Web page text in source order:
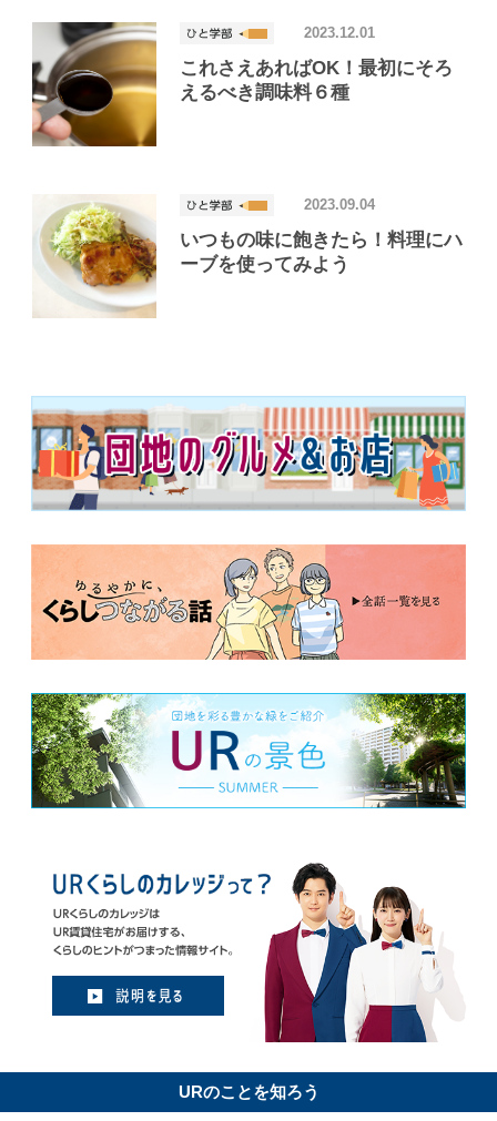
これさえあればOK！最初にそろ
えるべき調味料６種
2023.12.01
いつもの味に飽きたら！料理にハ
ーブを使ってみよう
2023.09.04
URのことを知ろう